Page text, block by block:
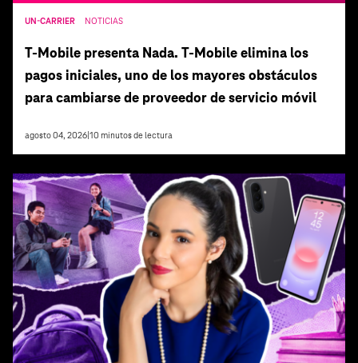
UN-CARRIER NOTICIAS
T‑Mobile presenta Nada. T‑Mobile elimina los
pagos iniciales, uno de los mayores obstáculos
para cambiarse de proveedor de servicio móvil
agosto 04, 2026 10 minutos de lectura